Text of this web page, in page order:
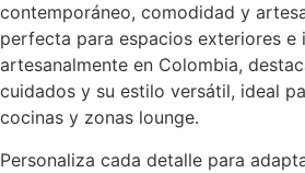
contemporáneo, comodidad y
perfecta para espacios exteriores e
artesanalmente en Colombia,
cuidados y su estilo versátil, ideal
cocinas y zonas lounge.
Personaliza cada detalle para